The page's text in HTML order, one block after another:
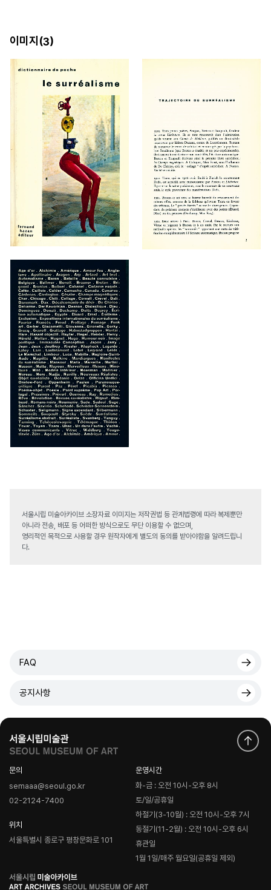
이미지(3)
서울시립 미술아카이브 소장자료 이미지는 저작권법 등 관계법령에 따라 복제뿐만
아니라 전송, 배포 등 어떠한 방식으로도 무단 이용할 수 없으며,
영리적인 목적으로 사용할 경우 원작자에게 별도의 동의를 받아야함을 알려드립니
다.
FAQ
공지사항
문의
semaaa@seoul.go.kr
02-2124-7400
위치
서울특별시 종로구 평창문화로 101
운영시간
화-금 : 오전 10시-오후 8시
토/일/공휴일
하절기(3-10월) : 오전 10시-오후 7시
동절기(11-2월) : 오전 10시-오후 6시
휴관일
1월 1일/매주 월요일(공휴일 제외)
로
고